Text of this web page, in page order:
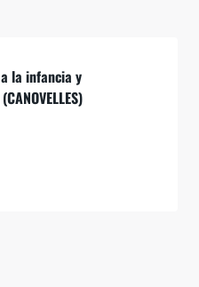
la infancia y